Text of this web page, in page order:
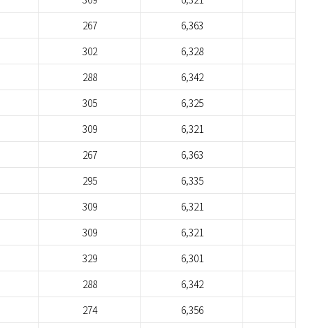
267
6,363
302
6,328
288
6,342
305
6,325
309
6,321
267
6,363
295
6,335
309
6,321
309
6,321
329
6,301
288
6,342
274
6,356